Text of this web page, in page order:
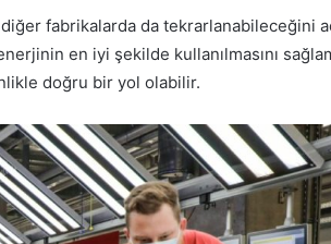
fabrikalarda da tekrarlanabileceğini
en iyi şekilde kullanılmasını
doğru bir yol olabilir.